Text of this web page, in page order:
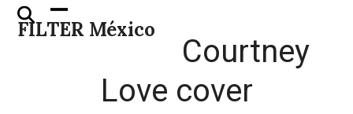
Skip
FILTER México
Open
mobile
Close
mobile
Courtney
Love cover